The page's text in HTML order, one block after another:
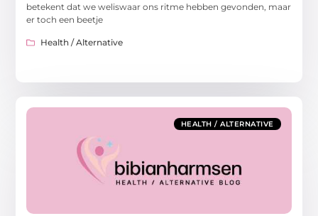
betekent dat we weliswaar ons ritme hebben gevonden, maar
er toch een beetje
Health / Alternative
HEALTH / ALTERNATIVE